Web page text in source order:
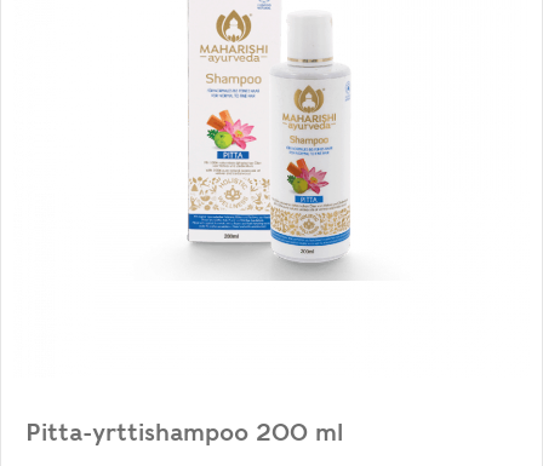
Pitta-yrttishampoo 200 ml